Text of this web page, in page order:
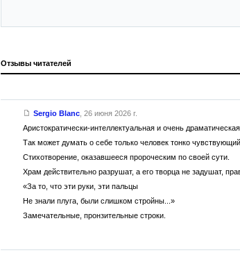
Отзывы читателей
Sergio Blanc, 26 июня 2026 г.
Аристократически-интеллектуальная и очень
Так может думать о себе только человек тонко
Стихотворение, оказавшееся пророческим по своей сути.
Храм действительно разрушат, а его творца не задушат,
«За то, что эти руки, эти пальцы
Не знали плуга, были слишком стройны...»
Замечательные, пронзительные строки.